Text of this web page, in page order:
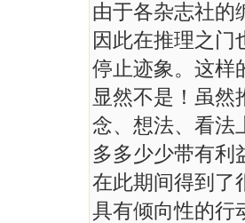
由于各杂志社的
因此在推理之门
停止迹象。这样
显然不是！虽然
念、想法、看法
多多少少带有利
在此期间得到了
具有倾向性的行